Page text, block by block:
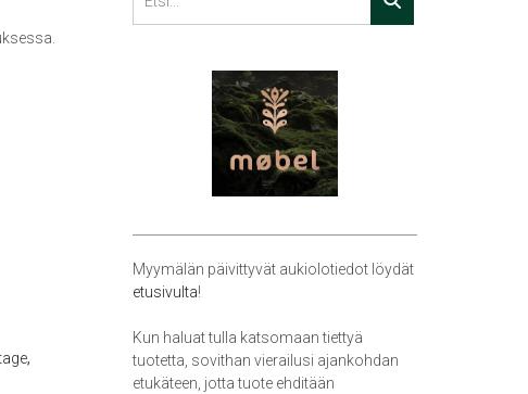
,
Myymälän päivittyvät aukiolotiedot löydät
etusivulta!
Kun haluat tulla katsomaan tiettyä
tuotetta, sovithan vierailusi ajankohdan
etukäteen, jotta tuote ehditään